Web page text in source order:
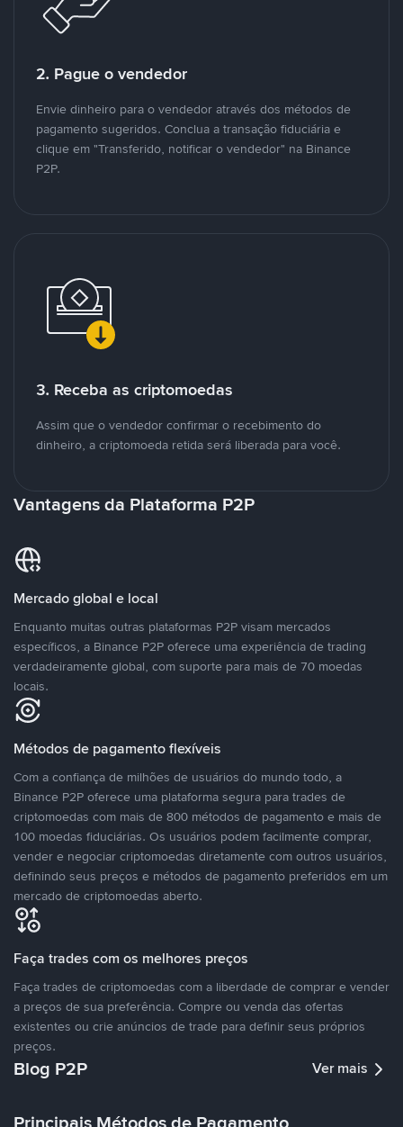
2. Pague o vendedor
Envie dinheiro para o vendedor através dos métodos de
pagamento sugeridos. Conclua a transação fiduciária e
clique em "Transferido, notificar o vendedor" na Binance
P2P.
3. Receba as criptomoedas
Assim que o vendedor confirmar o recebimento do
dinheiro, a criptomoeda retida será liberada para você.
Vantagens da Plataforma P2P
Mercado global e local
Enquanto muitas outras plataformas P2P visam mercados
específicos, a Binance P2P oferece uma experiência de trading
verdadeiramente global, com suporte para mais de 70 moedas
locais.
Métodos de pagamento flexíveis
Com a confiança de milhões de usuários do mundo todo, a
Binance P2P oferece uma plataforma segura para trades de
criptomoedas com mais de 800 métodos de pagamento e mais de
100 moedas fiduciárias. Os usuários podem facilmente comprar,
vender e negociar criptomoedas diretamente com outros usuários,
definindo seus preços e métodos de pagamento preferidos em um
mercado de criptomoedas aberto.
Faça trades com os melhores preços
Faça trades de criptomoedas com a liberdade de comprar e vender
a preços de sua preferência. Compre ou venda das ofertas
existentes ou crie anúncios de trade para definir seus próprios
preços.
Blog P2P Ver mais